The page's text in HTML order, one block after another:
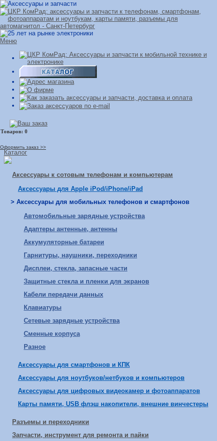
Меню
Оформить заказ >>
Каталог
Аксессуары к сотовым телефонам и компьютерам
Аксессуары для Apple iPod/iPhone/iPad
> Аксессуары для мобильных телефонов и смартфонов
Автомобильные зарядные устройства
Адаптеры антенные, антенны
Аккумуляторные батареи
Гарнитуры, наушники, переходники
Дисплеи, стекла, запасные части
Защитные стекла и пленки для экранов
Кабели передачи данных
Клавиатуры
Сетевые зарядные устройства
Сменные корпуса
Разное
Аксессуары для смартфонов и КПК
Аксессуары для ноутбуков/нетбуков и компьютеров
Аксессуары для цифровых видеокамер и фотоаппаратов
Карты памяти, USB флэш накопители, внешние винчестеры
Разъемы и переходники
Запчасти, инструмент для ремонта и пайки